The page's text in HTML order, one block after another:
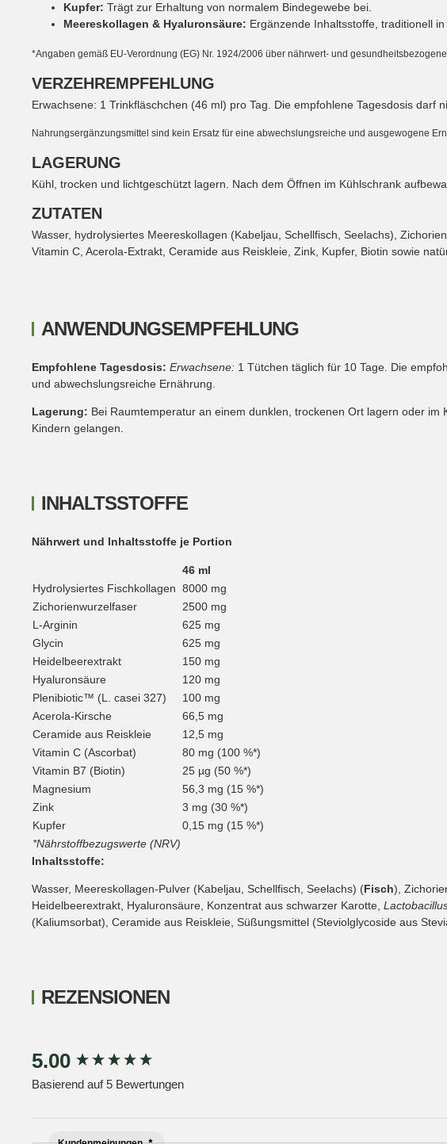
Kupfer: Trägt zur Erhaltung von normalem Bindegewebe bei.
Meereskollagen & Hyaluronsäure: Ergänzende Inhaltsstoffe, traditionell
*Angaben gemäß EU-Verordnung (EG) Nr. 1924/2006 über nährwert- und
VERZEHREMPFEHLUNG
Erwachsene: 1 Trinkfläschchen (46 ml) pro Tag. Die empfohlene Tagesdosis darf
Nahrungsergänzungsmittel sind kein Ersatz für eine abwechslungsreiche und ausgewogene
LAGERUNG
Kühl, trocken und lichtgeschützt lagern. Nach dem Öffnen im Kühlschrank
ZUTATEN
Wasser, hydrolysiertes Meereskollagen (Kabeljau, Schellfisch, Seelachs),
Vitamin C, Acerola-Extrakt, Ceramide aus Reiskleie, Zink, Kupfer, Biotin sowie
ANWENDUNGSEMPFEHLUNG
Empfohlene Tagesdosis: Erwachsene: 1 Tütchen täglich für 10 Tage. Die
und abwechslungsreiche Ernährung.
Lagerung: Bei Raumtemperatur an einem dunklen, trockenen Ort lagern oder
Kindern gelangen.
INHALTSSTOFFE
Nährwert und Inhaltsstoffe je Portion
46 ml
Hydrolysiertes Fischkollagen 8000 mg
Zichorienwurzelfaser
2500 mg
L-Arginin
625 mg
Glycin
625 mg
Heidelbeerextrakt
150 mg
Hyaluronsäure
120 mg
Plenibiotic™ (L. casei 327)
100 mg
Acerola-Kirsche
66,5 mg
Ceramide aus Reiskleie
12,5 mg
Vitamin C (Ascorbat)
80 mg (100 %*)
Vitamin B7 (Biotin)
25 µg (50 %*)
Magnesium
56,3 mg (15 %*)
Zink
3 mg (30 %*)
Kupfer
0,15 mg (15 %*)
*Nährstoffbezugswerte (NRV)
Inhaltsstoffe:
Wasser, Meereskollagen-Pulver (Kabeljau, Schellfisch, Seelachs) (Fisch),
Heidelbeerextrakt, Hyaluronsäure, Konzentrat aus schwarzer Karotte,
(Kaliumsorbat), Ceramide aus Reiskleie, Süßungsmittel (Steviolglycoside aus
REZENSIONEN
5.00
Basierend auf 5 Bewertungen
New content loaded